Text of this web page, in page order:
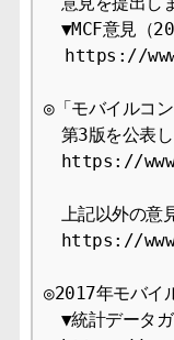
▼MCF意見（
https://
◎「モバイルコ
第3版を公表し
https://
上記以外の意
https://
◎2017年モバイ
▼統計データ